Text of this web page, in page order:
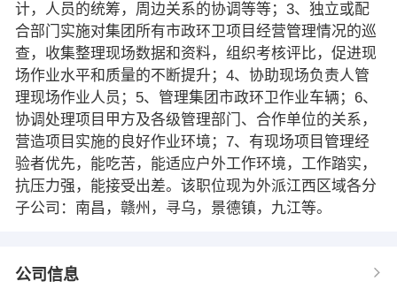
计，人员的统筹，周边关系的协调等等；3、独立或配
合部门实施对集团所有市政环卫项目经营管理情况的巡
查，收集整理现场数据和资料，组织考核评比，促进现
场作业水平和质量的不断提升；4、协助现场负责人管
理现场作业人员；5、管理集团市政环卫作业车辆；6、
协调处理项目甲方及各级管理部门、合作单位的关系，
营造项目实施的良好作业环境；7、有现场项目管理经
验者优先，能吃苦，能适应户外工作环境，工作踏实，
抗压力强，能接受出差。该职位现为外派江西区域各分
子公司：南昌，赣州，寻乌，景德镇，九江等。
公司信息